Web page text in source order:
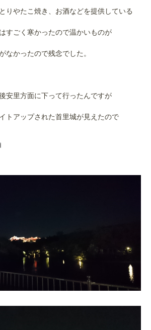
りやたこ焼き、お酒などを提供している
すごく寒かったので温かいものが
なかったので残念でした。
安里方面に下って行ったんですが
トアップされた首里城が見えたので